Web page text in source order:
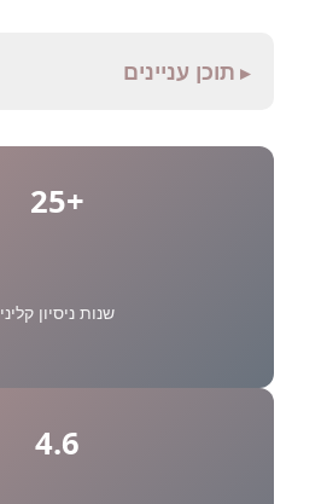
תוכן עניינים
+25
שנות ניסיון קליני
4.6